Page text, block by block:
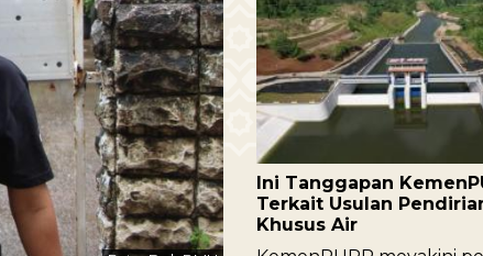
Ini Tanggapan
Terkait Usulan
Khusus Air